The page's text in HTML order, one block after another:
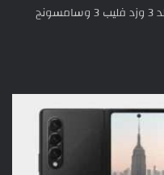
موعد إطلاق سامسونج جالكسي زد فولد 3 وزد فليب 3 وسامسونج